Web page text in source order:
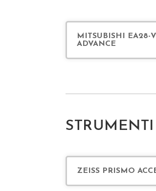
MITSUBISHI EA28-V
ADVANCE
ZEISS PRISMO